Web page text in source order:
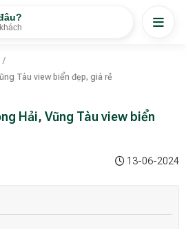
/
Tàu view biển đẹp, giá rẻ
Hải, Vũng Tàu view biển
13-06-2024